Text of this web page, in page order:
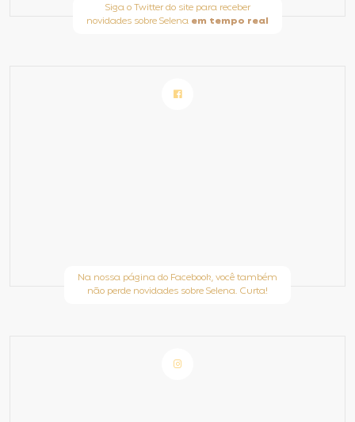
Siga o Twitter do site para receber
novidades sobre Selena em tempo real
Na nossa página do Facebook, você também
não perde novidades sobre Selena. Curta!